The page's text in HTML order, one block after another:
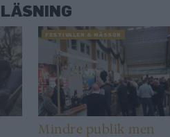
FESTIVALER & MÄSSOR
Mindre publik men